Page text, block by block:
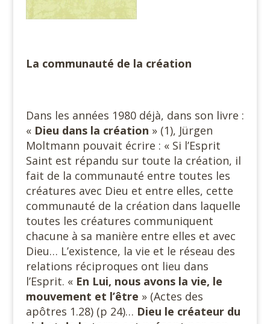
La communauté de la création
Dans les années 1980 déjà, dans son livre :
« Dieu dans la création » (1), Jürgen
Moltmann pouvait écrire : « Si l’Esprit
Saint est répandu sur toute la création, il
fait de la communauté entre toutes les
créatures avec Dieu et entre elles, cette
communauté de la création dans laquelle
toutes les créatures communiquent
chacune à sa manière entre elles et avec
Dieu… L’existence, la vie et le réseau des
relations réciproques ont lieu dans
l’Esprit. « En Lui, nous avons la vie, le
mouvement et l’être » (Actes des
apôtres 1.28) (p 24)… Dieu le créateur du